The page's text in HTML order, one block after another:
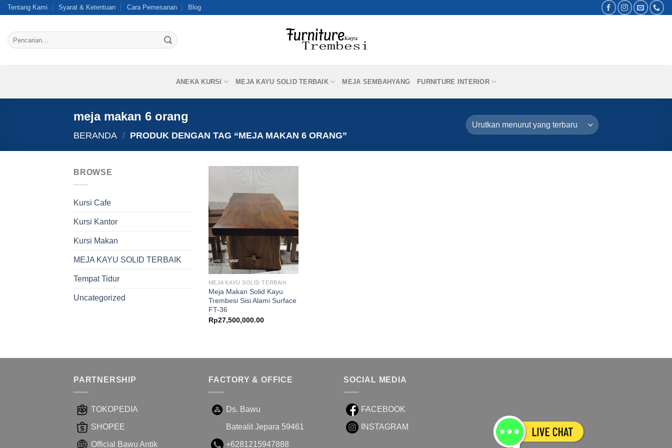
Skip
content
Tentang Kami Syarat & Ketentuan Cara Pemesanan Blog
Pencarian
untuk:
ANEKA KURSI MEJA KAYU SOLID TERBAIK MEJA SEMBAHYANG FURNITURE INTERIOR
meja makan 6 orang
BERANDA / PRODUK DENGAN TAG “MEJA MAKAN 6 ORANG”
BROWSE
Kursi Cafe
Kursi Kantor
Kursi Makan
MEJA KAYU SOLID TERBAIK
Tempat Tidur
Uncategorized
MEJA KAYU SOLID TERBAIK
Meja Makan Solid Kayu
Trembesi Sisi Alami Surface
FT-36
Rp27,500,000.00
PARTNERSHIP
TOKOPEDIA
SHOPEE
Official Bawu Antik
FACTORY & OFFICE
Ds. Bawu
Batealit Jepara 59461
+6281215947888
SOCIAL MEDIA
FACEBOOK
INSTAGRAM